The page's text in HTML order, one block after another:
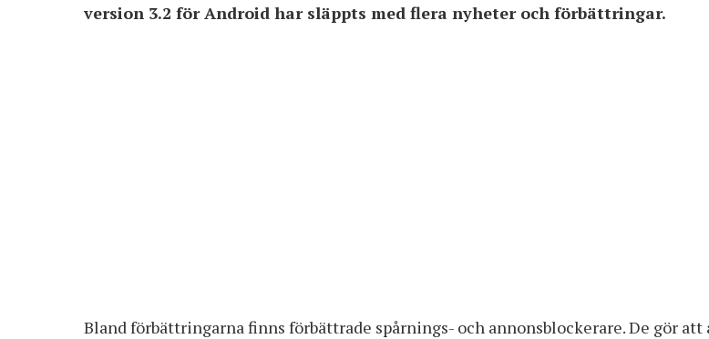
version 3.2 för Android har släppts med flera nyheter och förbättringar.
Bland förbättringarna finns förbättrade spårnings- och annonsblockerare. De gör att